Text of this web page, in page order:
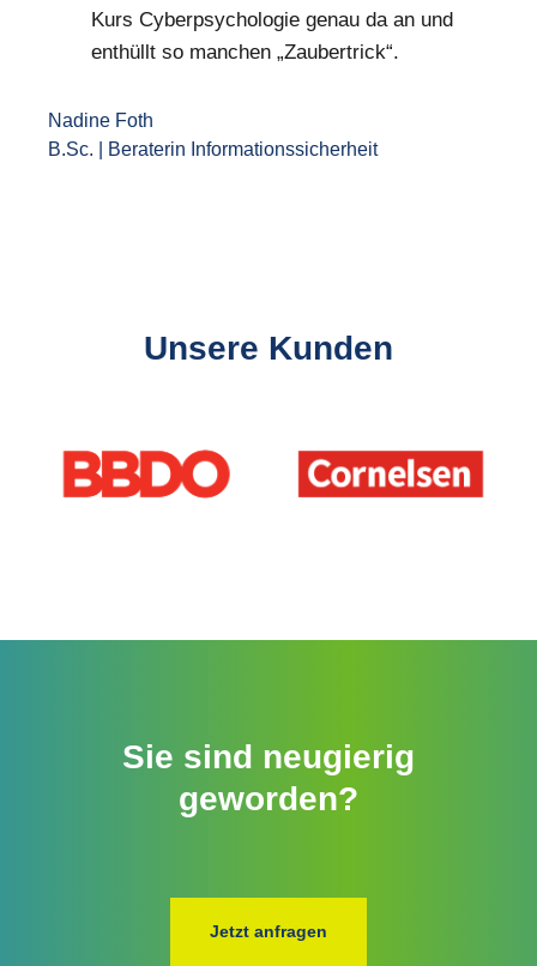
Kurs Cyberpsychologie genau da an und
enthüllt so manchen „Zaubertrick“.
Nadine Foth
B.Sc.
Beraterin Informationssicherheit
Unsere Kunden
Sie sind neugierig
geworden?
Jetzt anfragen